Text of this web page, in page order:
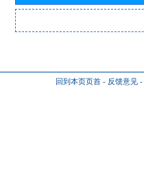
回到本页页首 - 反馈意见 -